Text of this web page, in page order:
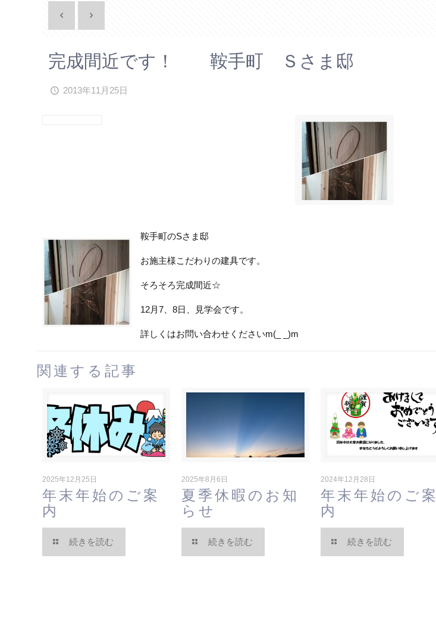
完成間近です！ 鞍手町 Ｓさま邸
2013年11月25日
鞍手町のSさま邸
お施主様こだわりの建具です。
そろそろ完成間近☆
12月7、8日、見学会です。
詳しくはお問い合わせくださいm(_ _)m
関連する記事
2025年12月25日
年末年始のご案
内
続きを読む
2025年8月6日
夏季休暇のお知
らせ
続きを読む
2024年12月28日
年末年始のご案
内
続きを読む